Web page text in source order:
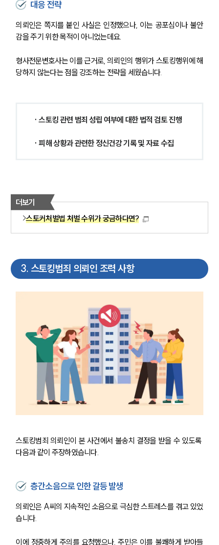
대응 전략
의뢰인은 쪽지를 붙인 사실은 인정했으나, 이는 공포심이나 불안
감을 주기 위한 목적이 아니었는데요.
형사전문변호사는 이를 근거로, 의뢰인의 행위가 스토킹행위에 해
당하지 않는다는 점을 강조하는 전략을 세웠습니다.
· 스토킹 관련 범죄 성립 여부에 대한 법적 검토 진행
· 피해 상황과 관련한 정신건강 기록 및 자료 수집
더보기
스토커처벌법 처벌 수위가 궁금하다면?
3. 스토킹범죄 의뢰인 조력 사항
스토킹범죄 의뢰인이 본 사건에서 불송치 결정을 받을 수 있도록
다음과 같이 주장하였습니다.
층간소음으로 인한 갈등 발생
의뢰인은 A씨의 지속적인 소음으로 극심한 스트레스를 겪고 있었
습니다.
이에 정중하게 주의를 요청했으나, 주민은 이를 불쾌하게 받아들